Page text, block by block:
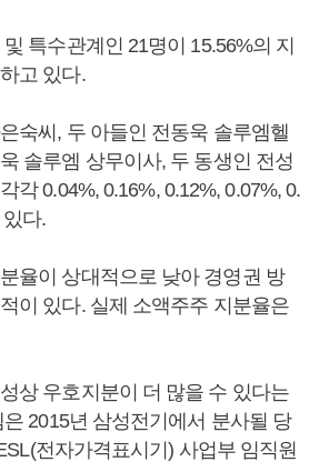
특수관계인 21명이 15.56%의 지
고 있다.
숙씨, 두 아들인 전동욱 솔루엠헬
솔루엠 상무이사, 두 동생인 전성
각 0.04%, 0.16%, 0.12%, 0.07%, 0.
다.
율이 상대적으로 낮아 경영권 방
이 있다. 실제 소액주주 지분율은
상 우호지분이 더 많을 수 있다는
2015년 삼성전기에서 분사될 당
전자가격표시기) 사업부 임직원